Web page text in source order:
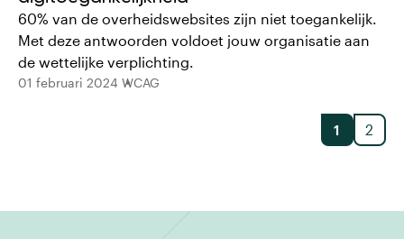
60% van de overheidswebsites zijn niet toegankelijk.
Met deze antwoorden voldoet jouw organisatie aan
de wettelijke verplichting.
01 februari 2024 WCAG
1 2